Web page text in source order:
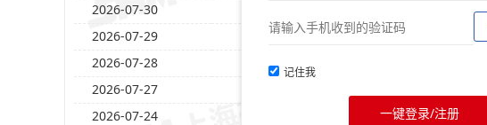
2026-07-30
2026-07-29
2026-07-28
2026-07-27
2026-07-24
记住我
一键登录/注册